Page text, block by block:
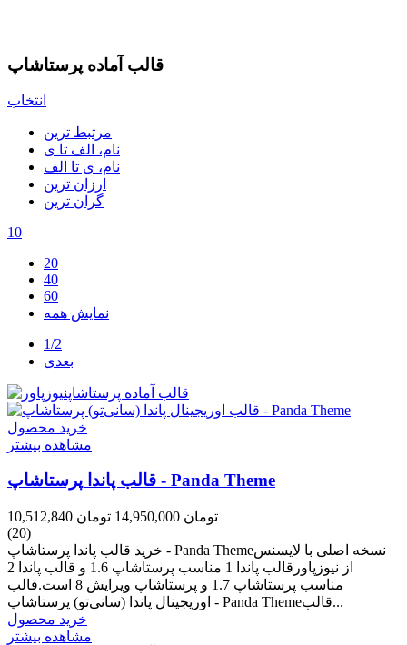
قالب آماده پرستاشاپ
انتخاب
مرتبط ترین
نام، الف تا ی
نام، ی تا الف
ارزان ترین
گران ترین
10
20
40
60
نمایش همه
1/2
بعدی
خرید محصول
مشاهده بیشتر
قالب پاندا پرستاشاپ - Panda Theme
10,512,840 تومان 14,950,000 تومان
(20)
خرید قالب پاندا پرستاشاپ - Panda Themeنسخه اصلی با لایسنس
از نیوزپاورقالب پاندا 1 مناسب پرستاشاپ 1.6 و قالب پاندا 2
مناسب پرستاشاپ 1.7 و پرستاشاپ ویرایش 8 است.قالب
اوریجینال پاندا (سانی‌تو) پرستاشاپ - Panda Themeقالب...
خرید محصول
مشاهده بیشتر